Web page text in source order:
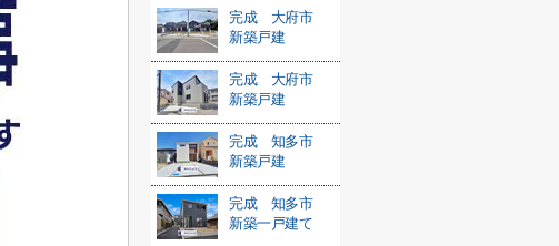
完成 大府市
新築戸建
完成 大府市
新築戸建
完成 知多市
新築戸建
完成 知多市
新築一戸建て